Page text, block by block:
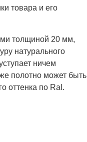
товара и его
толщиной 20 мм,
натурального
ничем
полотно может быть
оттенка по Ral.